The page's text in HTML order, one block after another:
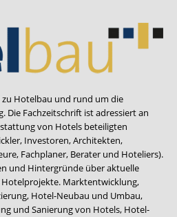
Hotelbau und rund um die
Die Fachzeitschrift ist adressiert an
von Hotels beteiligten
Investoren, Architekten,
Fachplaner, Berater und Hoteliers).
und Hintergründe über aktuelle
Marktentwicklung,
Hotel-Neubau und Umbau,
und Sanierung von Hotels, Hotel-